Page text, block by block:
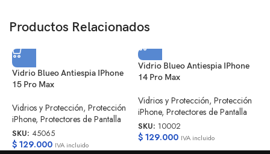
Productos Relacionados
Vidrio Blueo Antiespia IPhone
15 Pro Max
Vidrios y Protección, Protección
iPhone, Protectores de Pantalla
SKU: 45065
$ 129.000 IVA incluido
Vidrio Blueo Antiespia IPhone
14 Pro Max
Vidrios y Protección, Protección
iPhone, Protectores de Pantalla
SKU: 10002
$129.000 IVA incluido